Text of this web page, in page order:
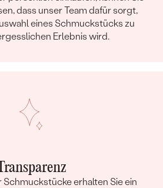
G-H
Natürlich
dass unser Team dafür sorgt,
eines Schmuckstücks zu
Erlebnis wird.
erhalten Sie ein